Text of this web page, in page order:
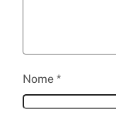
Nome *